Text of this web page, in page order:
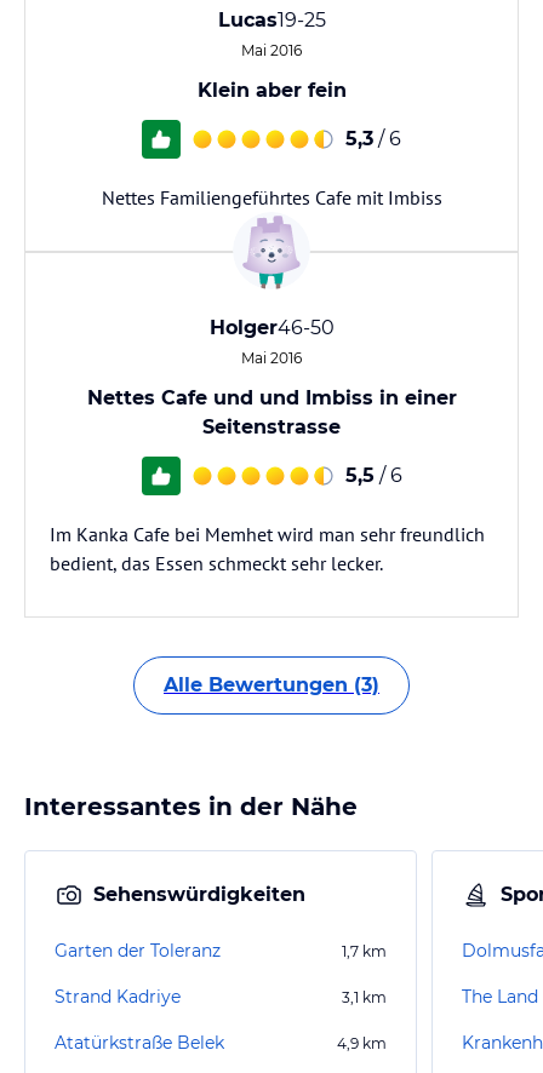
Lucas19-25
Mai 2016
Klein aber fein
5,3 / 6
Nettes Familiengeführtes Cafe mit Imbiss
Holger46-50
Mai 2016
Nettes Cafe und und Imbiss in einer
Seitenstrasse
5,5 / 6
Im Kanka Cafe bei Memhet wird man sehr freundlich
bedient, das Essen schmeckt sehr lecker.
Alle Bewertungen (3)
Interessantes in der Nähe
Sehenswürdigkeiten
Garten der Toleranz 1,7 km
Strand Kadriye 3,1 km
Atatürkstraße Belek 4,9 km